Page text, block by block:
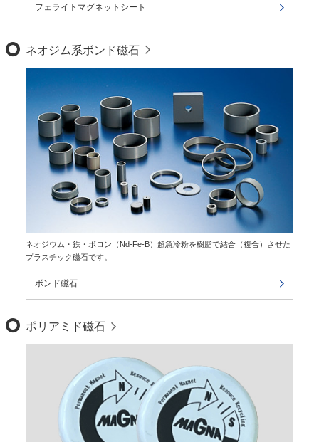
フェライトマグネットシート
ネオジム系ボンド磁石
ネオジウム・鉄・ボロン（Nd-Fe-B）超急冷粉を樹脂で結合（複合）させた
プラスチック磁石です。
ボンド磁石
ポリアミド磁石